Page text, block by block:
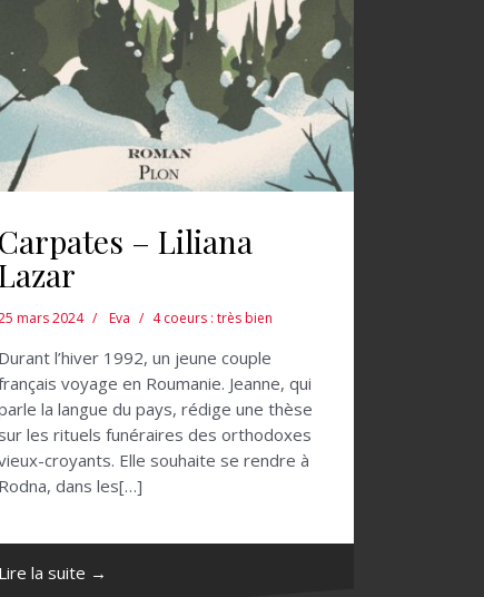
Carpates – Liliana
mars 2024 Eva 4 coeurs : très bien
Durant l’hiver 1992, un jeune couple
voyage en Roumanie. Jeanne, qui
la langue du pays, rédige une thèse
sur les rituels funéraires des orthodoxes
croyants. Elle souhaite se rendre à
Rodna, dans les[…]
Lire la suite →